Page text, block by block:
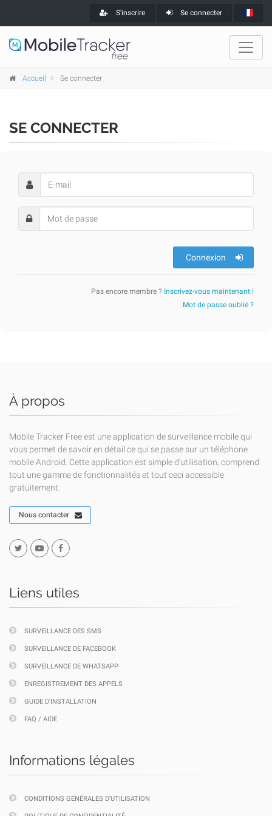
S'inscrire Se connecter
Accueil Se connecter
SE CONNECTER
Connexion
Pas encore membre ? Inscrivez-vous maintenant !
Mot de passe oublié ?
À propos
Mobile Tracker Free est une application de surveillance mobile qui
vous permet de savoir en détail ce qui se passe sur un téléphone
mobile Android. Cette application est simple d'utilisation, comprend
tout une gamme de fonctionnalités et tout ceci accessible
gratuitement.
Nous contacter
Liens utiles
SURVEILLANCE DES SMS
SURVEILLANCE DE FACEBOOK
SURVEILLANCE DE WHATSAPP
ENREGISTREMENT DES APPELS
GUIDE D'INSTALLATION
FAQ / AIDE
Informations légales
CONDITIONS GÉNÉRALES D'UTILISATION